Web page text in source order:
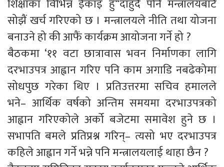
शिक्षाका विभिन्न ईकाइ हु“दाहुदै पनि मन्त्रालयबाटै
सोझैं खर्च गरिएको छ । मन्त्रालयले नीति तथा योजना
बनाउने हो की आफैं कार्यक्रम आयोजना गर्ने हो ?
बैठकमा ‘११ वटा छात्रावास भवन निर्माणका लागि
दरभाउपत्र आह्वान गरिए पनि काम अगाडि नबढेकोमा
सोधपुछ गरेका थिए । प्रतिउत्तरमा सचिव हमालले
भने– आर्थिक वर्षको अन्तिम समयमा दरभाउपत्रको
आह्वान गरिएकोले अर्को बजेटमा समावेश हुने छ ।
सभापति बमले प्रतिप्रश्न गरिन्– त्यसो भए दरभाउपत्र
कहिले आह्वान गर्ने भन्ने पनि मन्त्रालयलाई थाहा छैन ?